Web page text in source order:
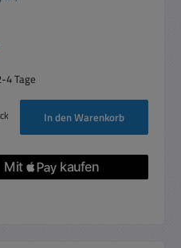
4 Tage
ein oder benutze die Schaltflächen um
In den Warenkorb